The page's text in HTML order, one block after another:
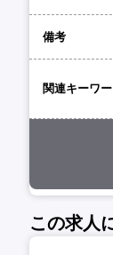
備考
関連キーワ
この求人